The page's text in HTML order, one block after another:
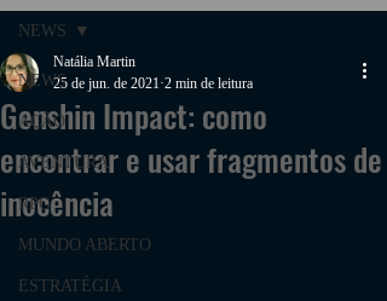
NEWS
AÇÃO
AVENTURA
RPG
MUNDO ABERTO
ESTRATÉGIA
NEWS
Genshin Impact: como
encontrar e usar fragmentos de
inocência
Natália Martin
25 de jun. de 2021 2 min de leitura